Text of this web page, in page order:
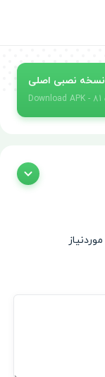
نسخه نصبی اصلی
Download APK